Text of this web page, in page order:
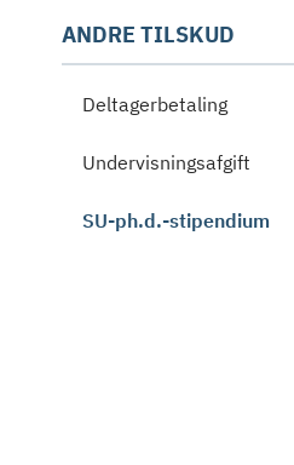
ANDRE TILSKUD
Deltagerbetaling
Undervisningsafgift
SU-ph.d.-stipendium